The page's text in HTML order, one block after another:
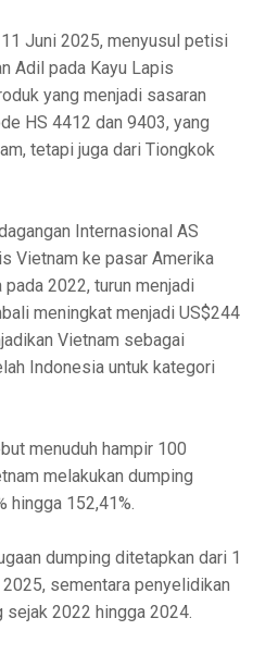
Juni 2025, menyusul petisi
Adil pada Kayu Lapis
yang menjadi sasaran
HS 4412 dan 9403, yang
tetapi juga dari Tiongkok
Internasional AS
Vietnam ke pasar Amerika
2022, turun menjadi
meningkat menjadi US$244
Vietnam sebagai
Indonesia untuk kategori
menuduh hampir 100
melakukan dumping
hingga 152,41%.
dumping ditetapkan dari 1
sementara penyelidikan
sejak 2022 hingga 2024.